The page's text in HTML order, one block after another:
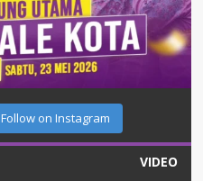
Follow on Instagram
VIDEO